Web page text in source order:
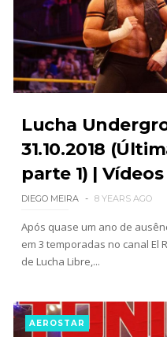
SCSA867-Aug 07 2026
Recomeço na AEW:
Jon Moxley salvou a
SCSA867 -Aug 07 2026
Drama no
de interromper
SCSA867-Aug 07 2026
Lucha
31.10.2018
parte 1) |
DIEGO MEIRA 8 YEARS AGO
Após quase um ano de
em 3 temporadas no canal El
de Lucha Libre,...
AEROSTAR